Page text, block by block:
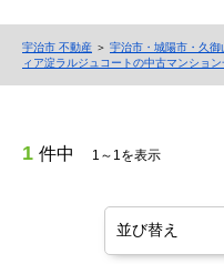
宇治市 不動産 ＞ 宇治市・城陽市・久御
ィア淀ラルジュコートの中古マンション
1 件中 1～1を表示